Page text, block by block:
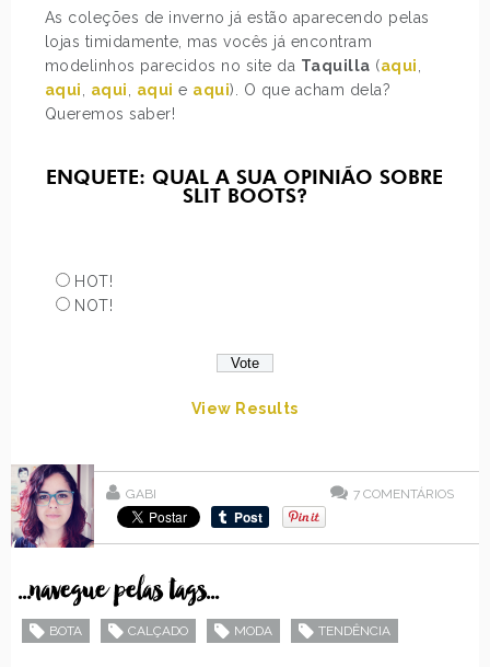
As coleções de inverno já estão aparecendo pelas
lojas timidamente, mas vocês já encontram
modelinhos parecidos no site da Taquilla (aqui,
aqui, aqui, aqui e aqui). O que acham dela?
Queremos saber!
ENQUETE: QUAL A SUA OPINIÃO SOBRE
SLIT BOOTS?
HOT!
NOT!
View Results
GABI 7 COMENTÁRIOS
...navegue pelas tags...
BOTA CALÇADO MODA TENDÊNCIA